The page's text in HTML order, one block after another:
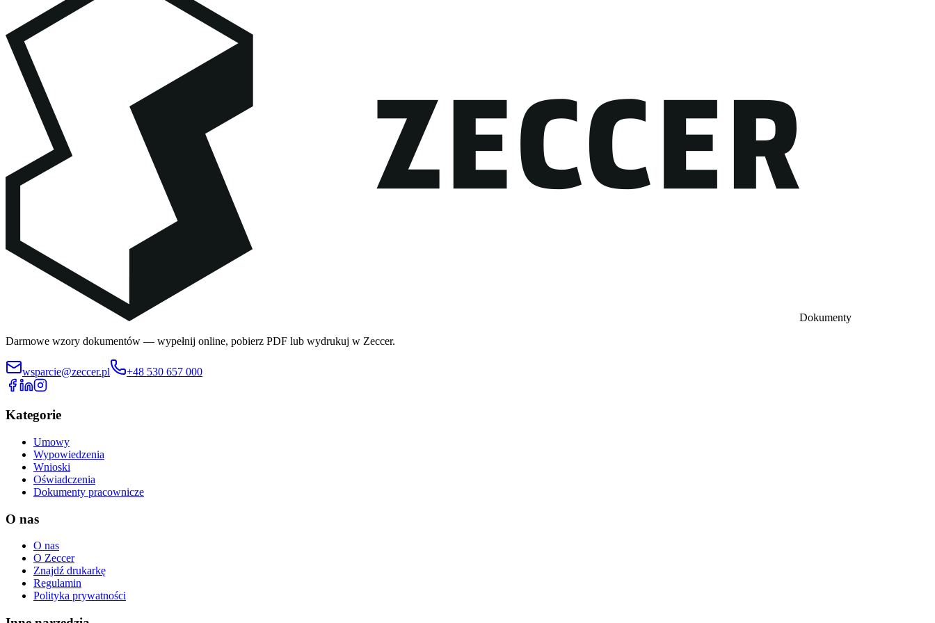
Dokumenty
Darmowe wzory dokumentów — wypełnij online, pobierz PDF lub wydrukuj w Zeccer.
wsparcie@zeccer.pl +48 530 657 000
Kategorie
Umowy
Wypowiedzenia
Wnioski
Oświadczenia
Dokumenty pracownicze
O nas
O nas
O Zeccer
Znajdź drukarkę
Regulamin
Polityka prywatności